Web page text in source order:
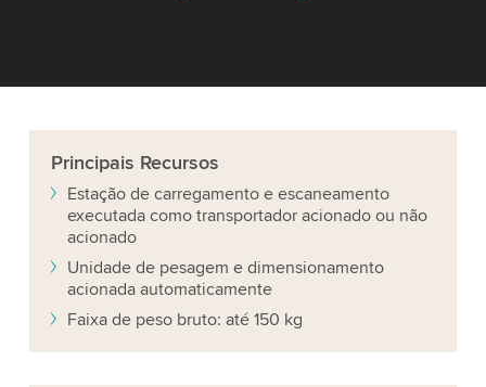
Principais Recursos
Estação de carregamento e escaneamento
executada como transportador acionado ou não
acionado
Unidade de pesagem e dimensionamento
acionada automaticamente
Faixa de peso bruto: até 150 kg